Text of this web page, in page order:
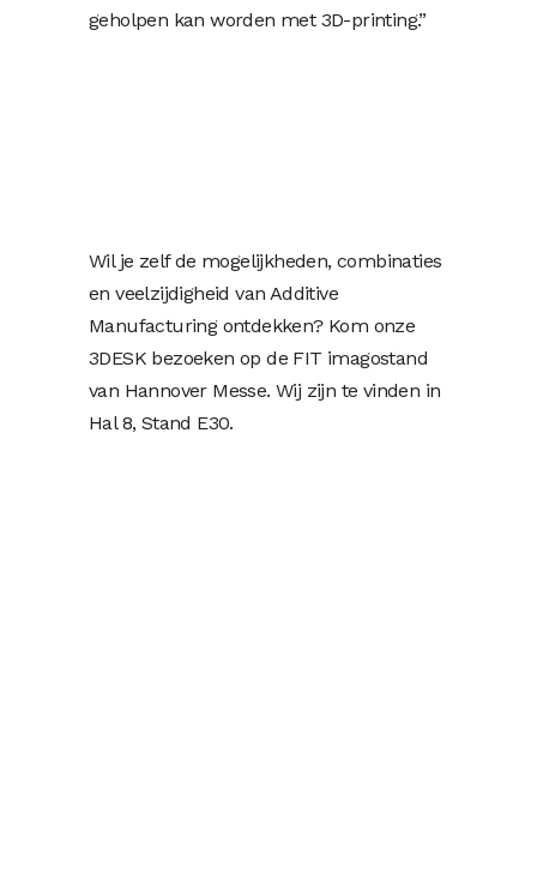
geholpen kan worden met 3D-printing.”
Wil je zelf de mogelijkheden, combinaties
en veelzijdigheid van Additive
Manufacturing ontdekken? Kom onze
3DESK bezoeken op de FIT imagostand
van Hannover Messe. Wij zijn te vinden in
Hal 8, Stand E30.